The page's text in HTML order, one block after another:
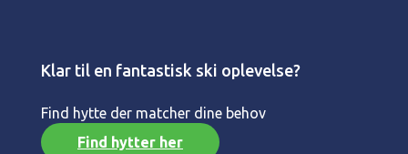
Klar til en fantastisk ski oplevelse?
Find hytte der matcher dine behov
Find hytter her